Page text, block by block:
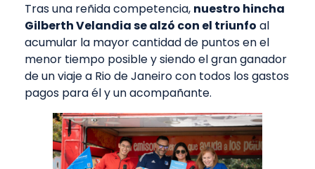
Tras una reñida competencia, nuestro hincha
Gilberth Velandia se alzó con el triunfo al
acumular la mayor cantidad de puntos en el
menor tiempo posible y siendo el gran ganador
de un viaje a Rio de Janeiro con todos los gastos
pagos para él y un acompañante.